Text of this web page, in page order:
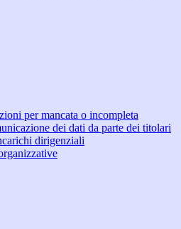
per mancata o incompleta
dei dati da parte dei titolari
dirigenziali